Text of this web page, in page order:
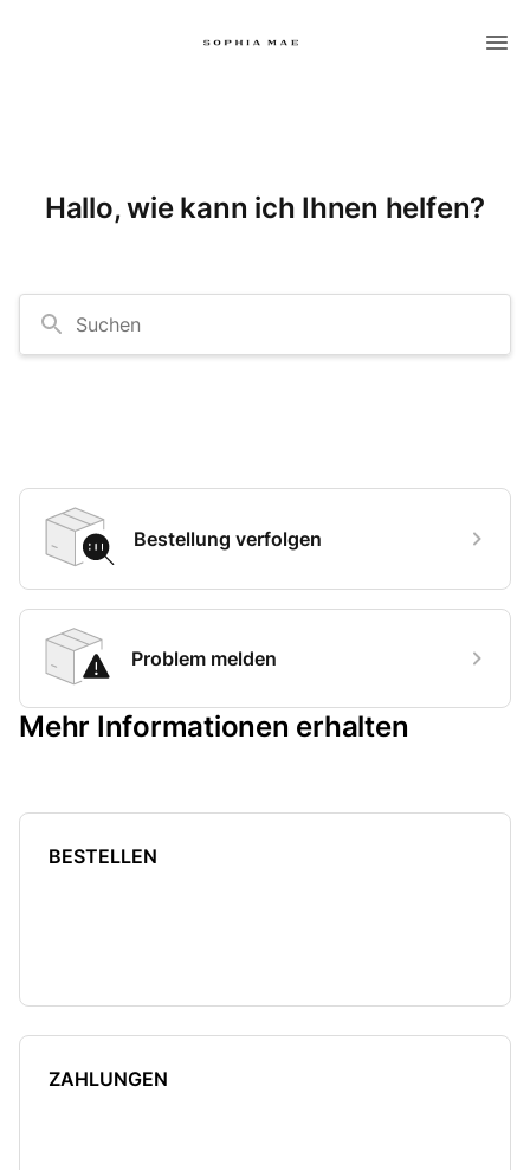
Hallo, wie kann ich Ihnen helfen?
Suchen
Bestellung verfolgen
Problem melden
Mehr Informationen erhalten
BESTELLEN
ZAHLUNGEN